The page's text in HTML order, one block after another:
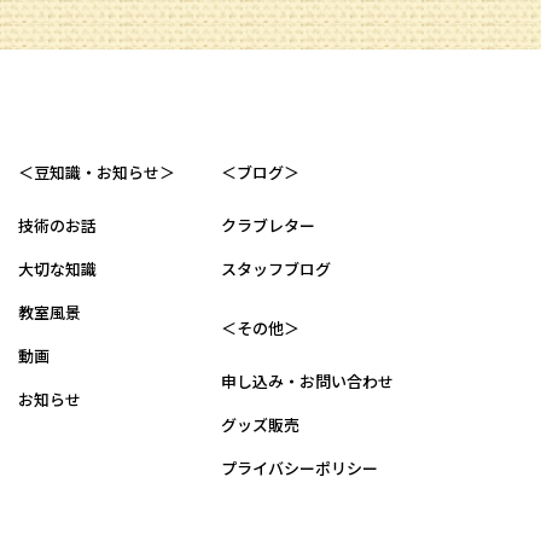
＜豆知識・お知らせ＞
技術のお話
大切な知識
教室風景
動画
お知らせ
＜ブログ＞
クラブレター
スタッフブログ
＜その他＞
申し込み・お問い合わせ
グッズ販売
プライバシーポリシー